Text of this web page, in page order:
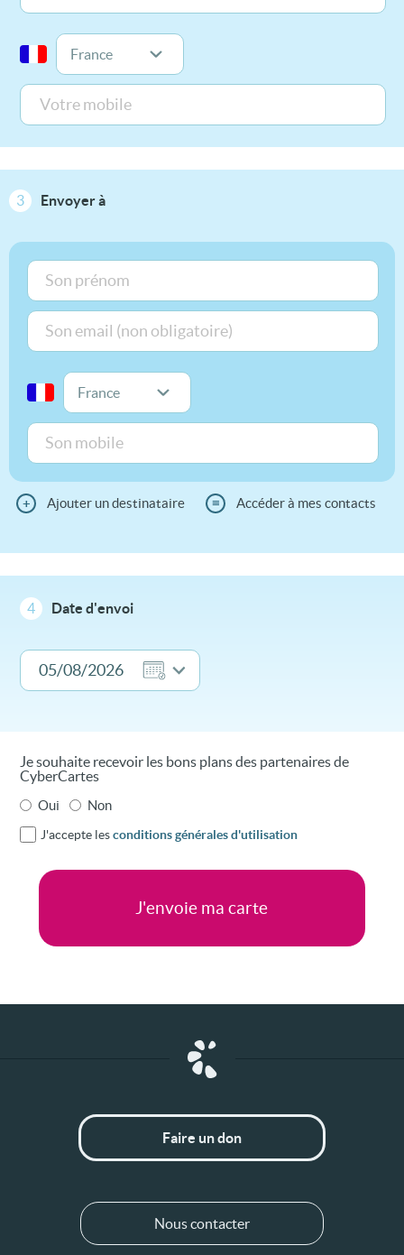
3 Envoyer à
+ Ajouter un destinataire ≡ Accéder à mes contacts
4 Date d'envoi
Je souhaite recevoir les bons plans des partenaires de
CyberCartes
Oui Non
J'accepte lesconditions générales d'utilisation
Faire un don
Nous contacter